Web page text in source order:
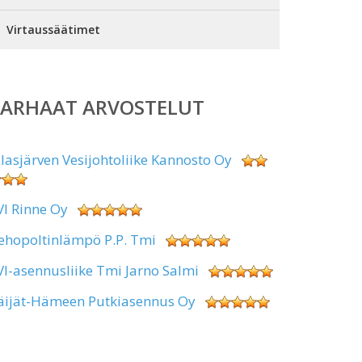
Virtaussäätimet
ARVOSTELUT
Vesijohtoliike Kannosto Oy
Rinne Oy
P.P. Tmi
asennusliike Tmi Jarno Salmi
Hämeen Putkiasennus Oy